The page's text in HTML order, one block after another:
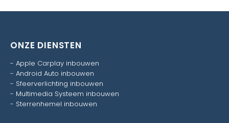
ONZE DIENSTEN
- Apple Carplay inbouwen
- Android Auto inbouwen
- Sfeerverlichting inbouwen
- Multimedia Systeem inbouwen
- Sterrenhemel inbouwen